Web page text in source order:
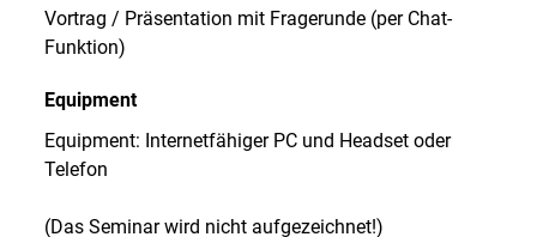
Vortrag / Präsentation mit Fragerunde (per Chat-
Funktion)
Equipment
Equipment: Internetfähiger PC und Headset oder
Telefon
(Das Seminar wird nicht aufgezeichnet!)